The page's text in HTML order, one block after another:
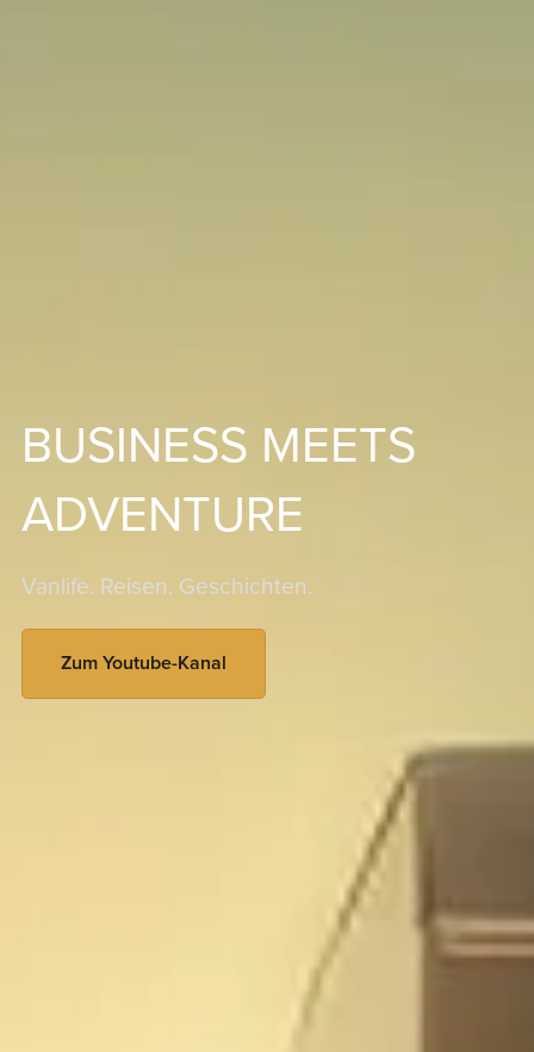
BUSINESS MEETS
ADVENTURE
Vanlife. Reisen. Geschichten.
Zum Youtube-Kanal